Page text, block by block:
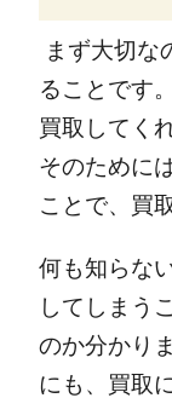
まず大切な
ることです。
買取してく
そのために
ことで、買
何も知らな
してしまう
のか分かり
にも、買取